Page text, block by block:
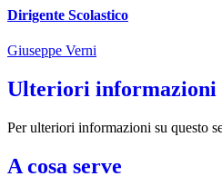
Dirigente Scolastico
Giuseppe Verni
Ulteriori informazioni
Per ulteriori informazioni su questo
A cosa serve